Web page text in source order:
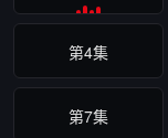
第4集
第7集